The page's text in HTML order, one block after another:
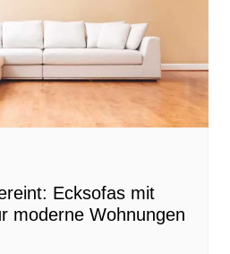
Ecksofas mit
moderne Wohnungen